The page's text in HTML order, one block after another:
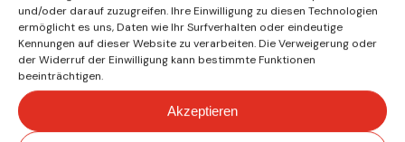
und/oder darauf zuzugreifen. Ihre Einwilligung zu diesen Technologien
ermöglicht es uns, Daten wie Ihr Surfverhalten oder eindeutige
Kennungen auf dieser Website zu verarbeiten. Die Verweigerung oder
der Widerruf der Einwilligung kann bestimmte Funktionen
beeinträchtigen.
Akzeptieren
Ich suche nach Norm
oder Spezifikation
Finden Sie das passende
Band für Ihren
spezifischen Bedarf.